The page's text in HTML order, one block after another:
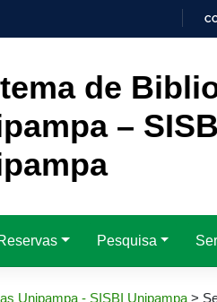
de
–
Pesquisa
Unipampa - SISBI Unipampa>